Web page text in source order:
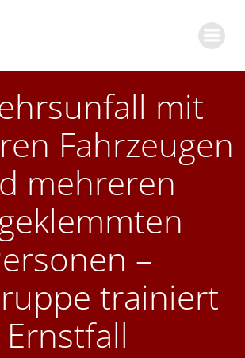
mit
Fahrzeugen
mehreren
–
trainiert
Ernstfall